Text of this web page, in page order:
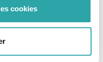
cookies